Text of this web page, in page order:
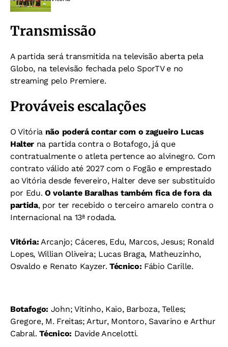
Transmissão
A partida será transmitida na televisão aberta pela
Globo, na televisão fechada pelo SporTV e no
streaming pelo Premiere.
Prováveis escalações
O Vitória não poderá contar com o zagueiro Lucas
Halter na partida contra o Botafogo, já que
contratualmente o atleta pertence ao alvinegro. Com
contrato válido até 2027 com o Fogão e emprestado
ao Vitória desde fevereiro, Halter deve ser substituído
por Edu.O volante Baralhas também fica de fora da
partida, por ter recebido o terceiro amarelo contra o
Internacional na 13ª rodada.
Vitória: Arcanjo; Cáceres, Edu, Marcos, Jesus; Ronald
Lopes, Willian Oliveira; Lucas Braga, Matheuzinho,
Osvaldo e Renato Kayzer. Técnico: Fábio Carille.
Botafogo: John; Vitinho, Kaio, Barboza, Telles;
Gregore, M. Freitas; Artur, Montoro, Savarino e Arthur
Cabral.Técnico: Davide Ancelotti.